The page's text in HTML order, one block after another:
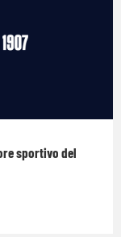
sportivo del